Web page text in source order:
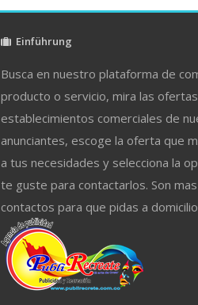
Einführung
Busca en nuestro plataforma de
producto o servicio, mira las
establecimientos comerciales de
anunciantes, escoge la oferta que
a tus necesidades y selecciona la
te guste para contactarlos. Son
contactos para que pidas a domicilio